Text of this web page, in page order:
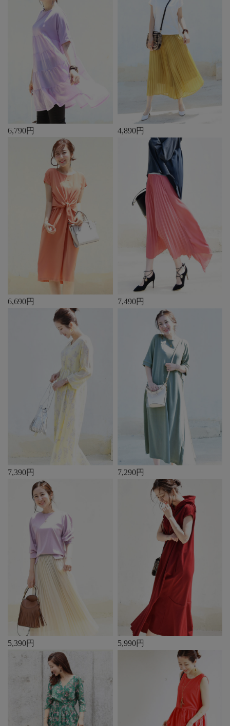
6,790円 4,890円
6,690円 7,490円
7,390円 7,290円
5,390円 5,990円